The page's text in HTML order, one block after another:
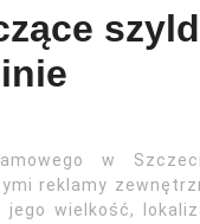
w
reklamy
wielkość,